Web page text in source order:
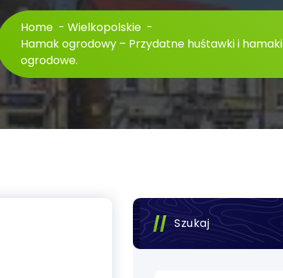
Home - Wielkopolskie -
Hamak ogrodowy – Przydatne huśtawki i hamaki
ogrodowe.
Szukaj